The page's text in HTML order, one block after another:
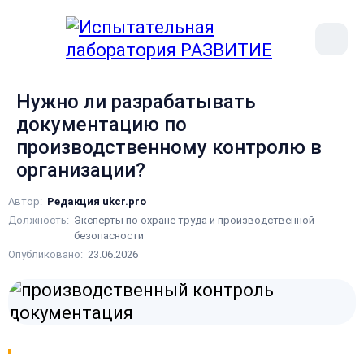
Меню
Нужно ли разрабатывать
документацию по
производственному контролю в
организации?
Автор: Редакция ukcr.pro
Должность: Эксперты по охране труда и производственной
безопасности
Опубликовано: 23.06.2026